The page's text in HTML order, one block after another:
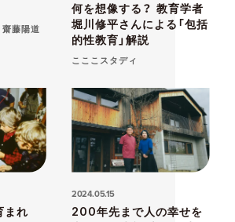
藤陽道
何を想像する？ 教育学者
堀川修平さんによる「包括
的性教育」解説
こここスタディ
まれ
2024.05.15
200年先まで人の幸せを